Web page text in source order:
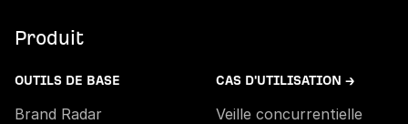
Produit
OUTILS DE BASE
Brand Radar
CAS D'UTILISATION →
Veille concurrentielle